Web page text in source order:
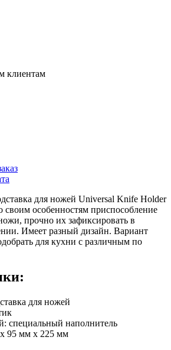
клиентам
для ножей Universal Knife Holder
своим особенностям приспособление
прочно их зафиксировать в
Имеет разный дизайн. Вариант
для кухни с различным по
для ножей
специальный наполнитель
95 мм х 225 мм